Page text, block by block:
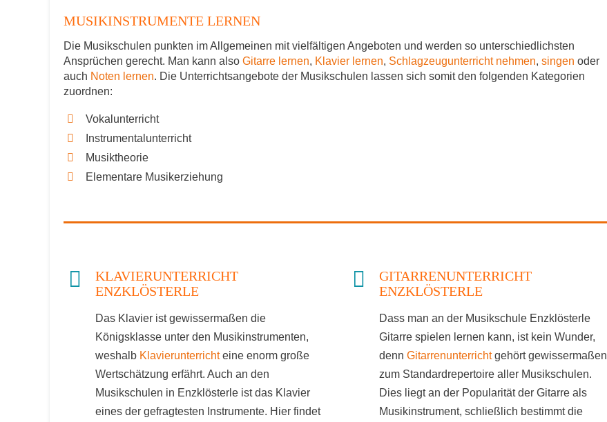
MUSIKINSTRUMENTE LERNEN
Die Musikschulen punkten im Allgemeinen mit vielfältigen Angeboten und werden so unterschiedlichsten
Ansprüchen gerecht. Man kann also Gitarre lernen, Klavier lernen, Schlagzeugunterricht nehmen, singen oder
auch Noten lernen. Die Unterrichtsangebote der Musikschulen lassen sich somit den folgenden Kategorien
zuordnen:
Vokalunterricht
Instrumentalunterricht
Musiktheorie
Elementare Musikerziehung
KLAVIERUNTERRICHT
ENZKLÖSTERLE
Das Klavier ist gewissermaßen die
Königsklasse unter den Musikinstrumenten,
weshalb Klavierunterrichteine enorm große
Wertschätzung erfährt. Auch an den
Musikschulen in Enzklösterle ist das Klavier
eines der gefragtesten Instrumente. Hier findet
GITARRENUNTERRICHT
ENZKLÖSTERLE
Dass man an der Musikschule Enzklösterle
Gitarre spielen lernen kann, ist kein Wunder,
dennGitarrenunterrichtgehört gewissermaßen
zum Standardrepertoire aller Musikschulen.
Dies liegt an der Popularität der Gitarre als
Musikinstrument, schließlich bestimmt die